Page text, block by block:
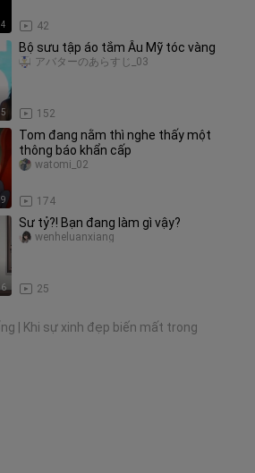
42
Bộ sưu tập áo tắm Âu Mỹ tóc vàng
152
アバターのあらすじ_03
Tom đang nằm thì nghe thấy một
thông báo khẩn cấp
174
watomi_02
Sư tỷ?! Bạn đang làm gì vậy?
25
wenheluanxiang
| Khi sự xinh đẹp biến mất trong